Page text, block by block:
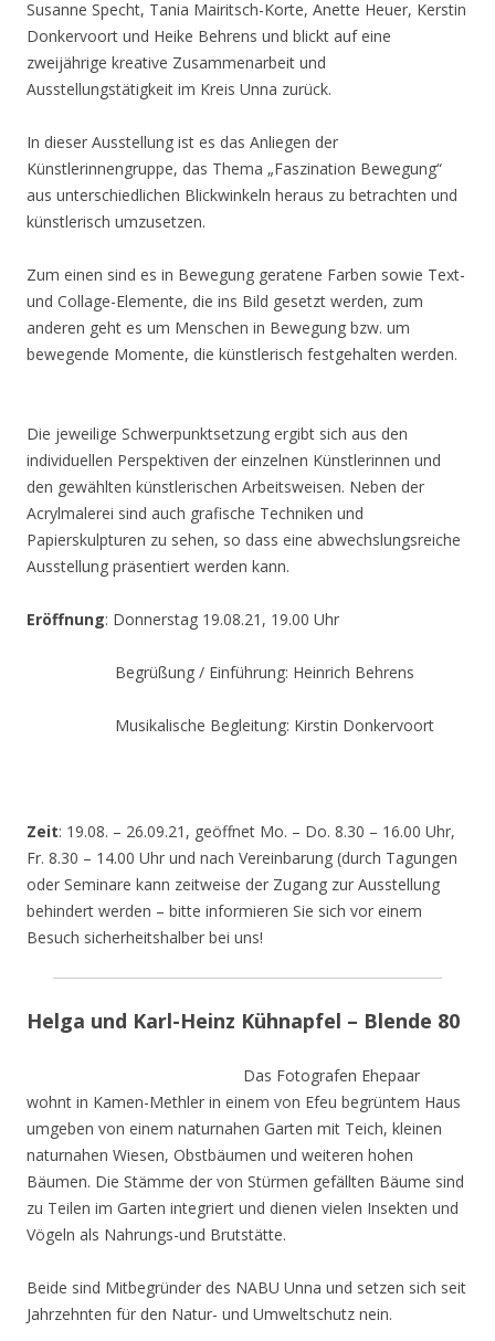
Susanne Specht, Tania Mairitsch-Korte, Anette Heuer, Kerstin
Donkervoort und Heike Behrens und blickt auf eine
zweijährige kreative Zusammenarbeit und
Ausstellungstätigkeit im Kreis Unna zurück.
In dieser Ausstellung ist es das Anliegen der
Künstlerinnengruppe, das Thema „Faszination Bewegung“
aus unterschiedlichen Blickwinkeln heraus zu betrachten und
künstlerisch umzusetzen.
Zum einen sind es in Bewegung geratene Farben sowie Text-
und Collage-Elemente, die ins Bild gesetzt werden, zum
anderen geht es um Menschen in Bewegung bzw. um
bewegende Momente, die künstlerisch festgehalten werden.
Die jeweilige Schwerpunktsetzung ergibt sich aus den
individuellen Perspektiven der einzelnen Künstlerinnen und
den gewählten künstlerischen Arbeitsweisen. Neben der
Acrylmalerei sind auch grafische Techniken und
Papierskulpturen zu sehen, so dass eine abwechslungsreiche
Ausstellung präsentiert werden kann.
Eröffnung: Donnerstag 19.08.21, 19.00 Uhr
Begrüßung / Einführung: Heinrich Behrens
Musikalische Begleitung: Kirstin Donkervoort
Zeit: 19.08. – 26.09.21, geöffnet Mo. – Do. 8.30 – 16.00 Uhr,
Fr. 8.30 – 14.00 Uhr und nach Vereinbarung (durch Tagungen
oder Seminare kann zeitweise der Zugang zur Ausstellung
behindert werden – bitte informieren Sie sich vor einem
Besuch sicherheitshalber bei uns!
Helga und Karl-Heinz Kühnapfel – Blende 80
Das Fotografen Ehepaar
wohnt in Kamen-Methler in einem von Efeu begrüntem Haus
umgeben von einem naturnahen Garten mit Teich, kleinen
naturnahen Wiesen, Obstbäumen und weiteren hohen
Bäumen. Die Stämme der von Stürmen gefällten Bäume sind
zu Teilen im Garten integriert und dienen vielen Insekten und
Vögeln als Nahrungs-und Brutstätte.
Beide sind Mitbegründer des NABU Unna und setzen sich seit
Jahrzehnten für den Natur- und Umweltschutz nein.